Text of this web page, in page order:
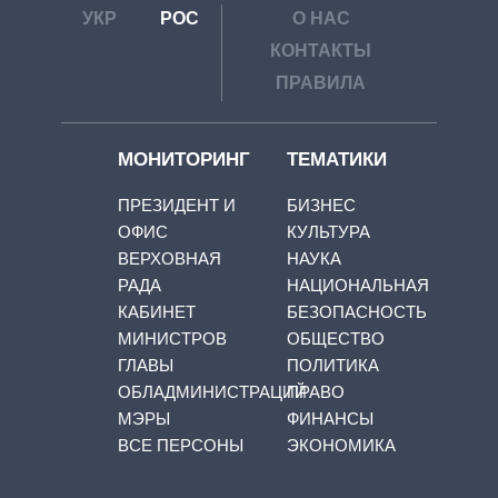
УКР РОС
О НАС
КОНТАКТЫ
ПРАВИЛА
МОНИТОРИНГ
ПРЕЗИДЕНТ И
ОФИС
ВЕРХОВНАЯ
РАДА
КАБИНЕТ
МИНИСТРОВ
ГЛАВЫ
ОБЛАДМИНИСТРАЦИЙ
МЭРЫ
ВСЕ ПЕРСОНЫ
ТЕМАТИКИ
БИЗНЕС
КУЛЬТУРА
НАУКА
НАЦИОНАЛЬНАЯ
БЕЗОПАСНОСТЬ
ОБЩЕСТВО
ПОЛИТИКА
ПРАВО
ФИНАНСЫ
ЭКОНОМИКА